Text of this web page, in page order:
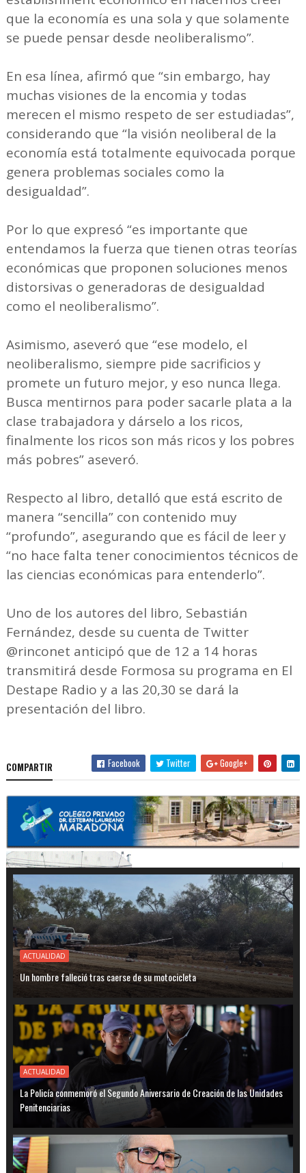
que la economía es una sola y que solamente
se puede pensar desde neoliberalismo”.
En esa línea, afirmó que “sin embargo, hay
muchas visiones de la encomia y todas
merecen el mismo respeto de ser estudiadas”,
considerando que “la visión neoliberal de la
economía está totalmente equivocada porque
genera problemas sociales como la
desigualdad”.
Por lo que expresó “es importante que
entendamos la fuerza que tienen otras teorías
económicas que proponen soluciones menos
distorsivas o generadoras de desigualdad
como el neoliberalismo”.
Asimismo, aseveró que “ese modelo, el
neoliberalismo, siempre pide sacrificios y
promete un futuro mejor, y eso nunca llega.
Busca mentirnos para poder sacarle plata a la
clase trabajadora y dárselo a los ricos,
finalmente los ricos son más ricos y los pobres
más pobres” aseveró.
Respecto al libro, detalló que está escrito de
manera “sencilla” con contenido muy
“profundo”, asegurando que es fácil de leer y
“no hace falta tener conocimientos técnicos de
las ciencias económicas para entenderlo”.
Uno de los autores del libro, Sebastián
Fernández, desde su cuenta de Twitter
@rinconet anticipó que de 12 a 14 horas
transmitirá desde Formosa su programa en El
Destape Radio y a las 20,30 se dará la
presentación del libro.
COMPARTIR Facebook Twitter Google+
ACTUALIDAD
Un hombre falleció tras caerse de su motocicleta
ACTUALIDAD
La Policía conmemoró el Segundo Aniversario de Creación de las Unidades
Penitenciarias